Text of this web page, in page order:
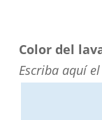
Color del
Escriba aquí